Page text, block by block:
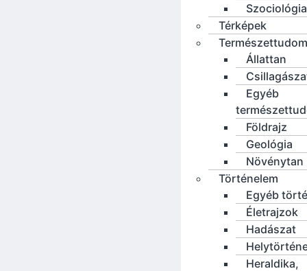
Szociológia
Térképek
Állattan
Egyéb
Földrajz
Geológia
Növénytan
Történelem
Egyéb
Életrajzok
Hadászat
Heraldika,